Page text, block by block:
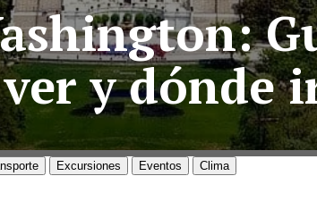
ver y dónde
Excursiones Eventos Clima